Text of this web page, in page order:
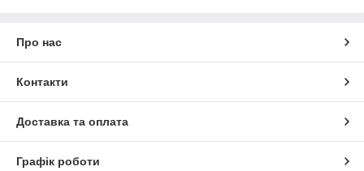
Про нас
Контакти
Доставка та оплата
Графік роботи